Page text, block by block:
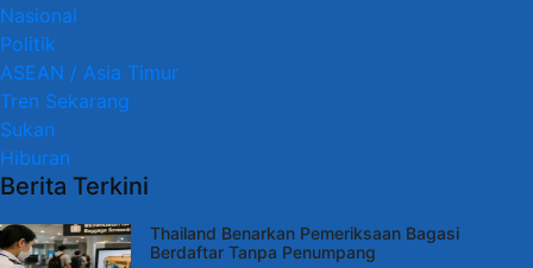
Nasional
Politik
ASEAN / Asia Timur
Tren Sekarang
Sukan
Hiburan
Berita Terkini
Thailand Benarkan Pemeriksaan Bagasi
Berdaftar Tanpa Penumpang